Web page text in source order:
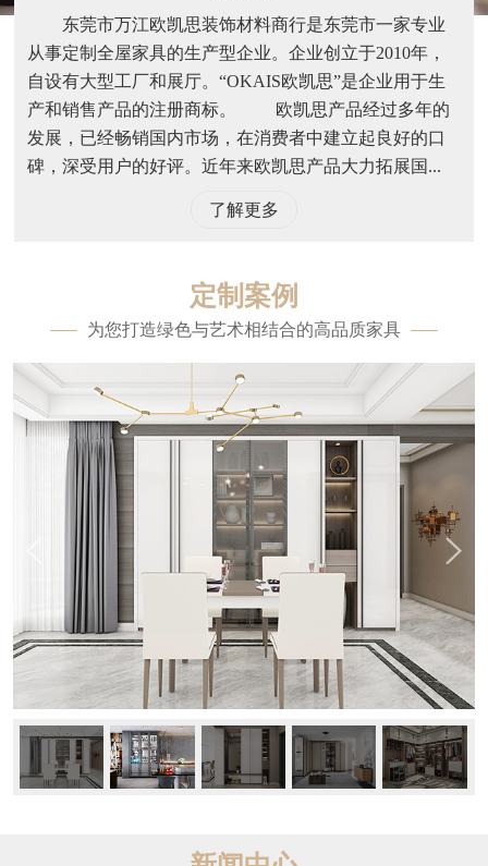
东莞市万江欧凯思装饰材料商行是东莞市一家专业
从事定制全屋家具的生产型企业。企业创立于2010年，
自设有大型工厂和展厅。“OKAIS欧凯思”是企业用于生
产和销售产品的注册商标。 欧凯思产品经过多年的
发展，已经畅销国内市场，在消费者中建立起良好的口
碑，深受用户的好评。近年来欧凯思产品大力拓展国...
了解更多
定制案例
为您打造绿色与艺术相结合的高品质家具